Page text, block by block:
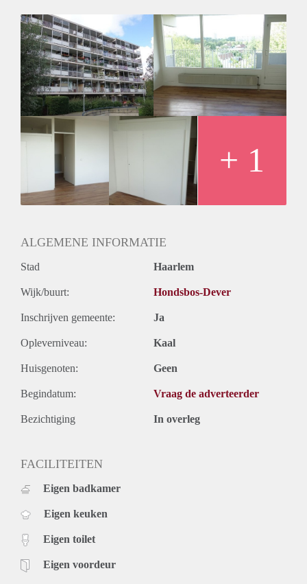
Huurtoeslag
Mogelijk
Inkomen eis
N.V.T.
Huurtermijn
Onbepaalde termijn
Oplevering
Kaal
+ 1
ALGEMENE INFORMATIE
Stad Haarlem
Wijk/buurt: Hondsbos-Dever
Inschrijven gemeente: Ja
Opleverniveau: Kaal
Huisgenoten: Geen
Begindatum: Vraag de adverteerder
Bezichtiging In overleg
FACILITEITEN
Eigen badkamer
Eigen keuken
Eigen toilet
Eigen voordeur